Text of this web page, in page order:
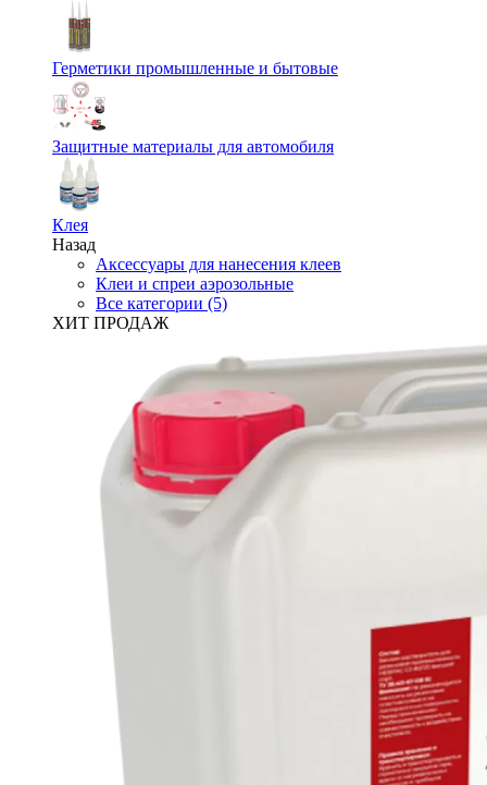
Герметики промышленные и бытовые
Защитные материалы для автомобиля
Клея
Назад
Аксессуары для нанесения клеев
Клеи и спреи аэрозольные
Все категории (5)
ХИТ ПРОДАЖ